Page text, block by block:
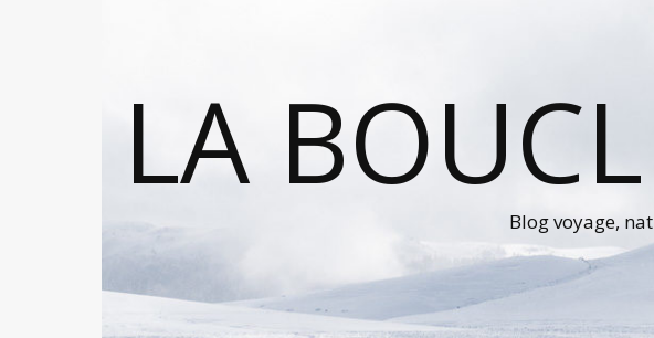
LA
Blog voyage,